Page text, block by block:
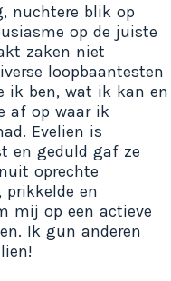
nuchtere blik op
op de juiste
zaken niet
loopbaantesten
ik ben, wat ik kan en
af op waar ik
Evelien is
en geduld gaf ze
oprechte
prikkelde en
mij op een actieve
Ik gun anderen